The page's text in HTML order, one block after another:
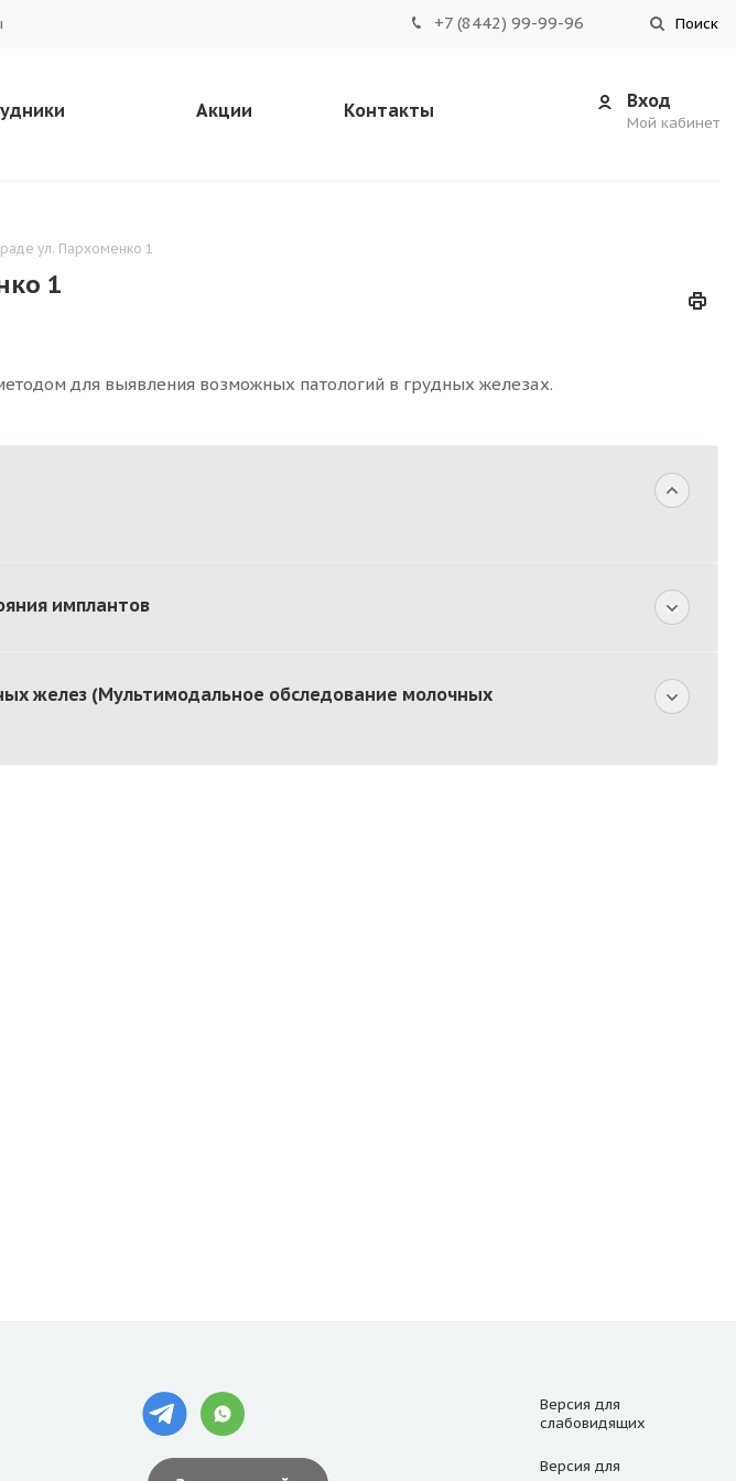
Поиск
+7 (8442) 99-99-96
Вход
Мой кабинет
Акции Контакты
ул. Пархоменко 1
1
для выявления возможных патологий в грудных железах.
имплантов
желез (Мультимодальное обследование молочных
Версия для
слабовидящих
Версия для